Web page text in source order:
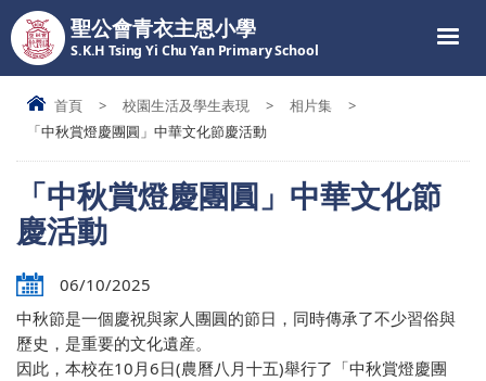
聖公會青衣主恩小學
S.K.H Tsing Yi Chu Yan Primary School
首頁 > 校園生活及學生表現 > 相片集
>
「中秋賞燈慶團圓」中華文化節慶活動
「中秋賞燈慶團圓」中華文化節
慶活動
06/10/2025
中秋節是一個慶祝與家人團圓的節日，同時傳承了不少習俗與
歷史，是重要的文化遺産。
因此，本校在10月6日(農曆八月十五)舉行了「中秋賞燈慶團